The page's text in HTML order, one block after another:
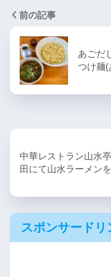
前の記事
あごだ
つけ麺
中華レストラン山水
田にて山水ラーメン
スポンサードリ